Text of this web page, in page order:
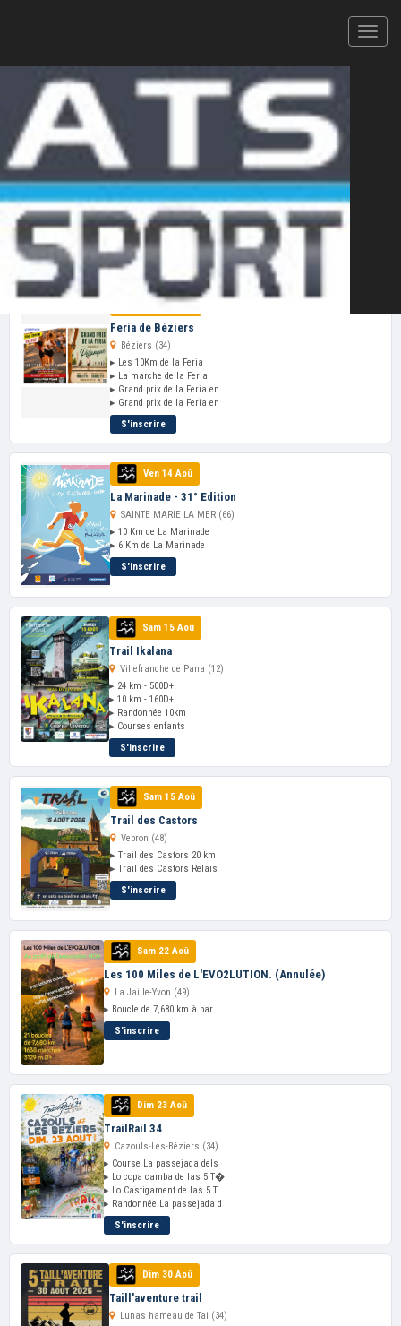
Votre plateforme d'inscription en ligne et de résultats
CHRONOMÉTRAGE ATS-SPORT — 2026
Cliquez ici pour ajouter votreépreuveau
calendrier ATS-Sport
VOS PROCHAINES COURSES
Mer 12 Aoû
Feria de Béziers
Béziers (34)
▸ Les 10Km de la Feria
▸ La marche de la Feria
▸ Grand prix de la Feria en
▸ Grand prix de la Feria en
S'inscrire
Ven 14 Aoû
La Marinade - 31° Edition
SAINTE MARIE LA MER (66)
▸ 10 Km de La Marinade
▸ 6 Km de La Marinade
S'inscrire
Sam 15 Aoû
Trail Ikalana
Villefranche de Pana (12)
▸ 24 km - 500D+
▸ 10 km - 160D+
▸ Randonnée 10km
▸ Courses enfants
S'inscrire
Sam 15 Aoû
Trail des Castors
Vebron (48)
▸ Trail des Castors 20 km
▸ Trail des Castors Relais
S'inscrire
Sam 22 Aoû
Les 100 Miles de L'EVO2LUTION. (Annulée)
La Jaille-Yvon (49)
▸ Boucle de 7,680 km à par
S'inscrire
Dim 23 Aoû
TrailRail 34
Cazouls-Les-Béziers (34)
▸ Course La passejada dels
▸ Lo copa camba de las 5 T�
▸ Lo Castigament de las 5 T
▸ Randonnée La passejada d
S'inscrire
Dim 30 Aoû
Taill'aventure trail
Lunas hameau de Tai (34)